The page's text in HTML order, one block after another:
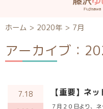
ホーム > 2020年 > 7月
アーカイブ：
7.18
【重要】ネ
７月２０日より、